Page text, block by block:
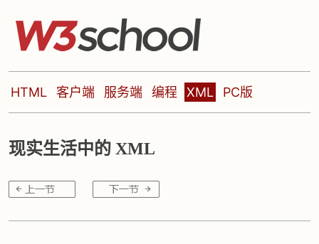
HTML 客户端 服务端 编程 XML PC版
现实生活中的 XML